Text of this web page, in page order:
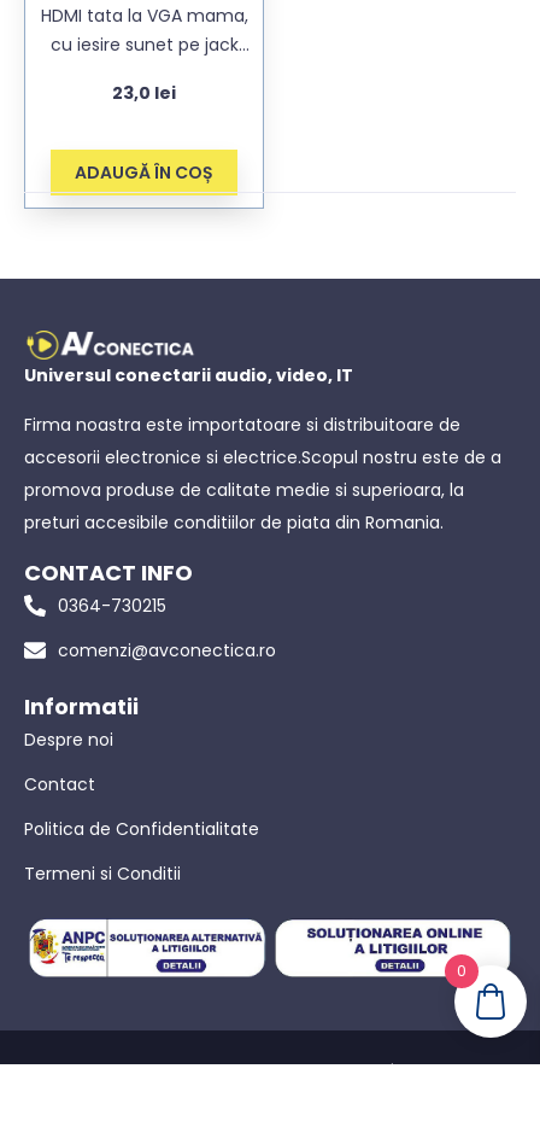
HDMI tata la VGA mama,
cu iesire sunet pe jack
alimentare pe micro USB
23,0 lei
ADAUGĂ ÎN COȘ
Universul conectarii audio, video, IT
Firma noastra este importatoare si distribuitoare de
accesorii electronice si electrice.Scopul nostru este de a
promova produse de calitate medie si superioara, la
preturi accesibile conditiilor de piata din Romania.
CONTACT INFO
0364-730215
comenzi@avconectica.ro
Informatii
Despre noi
Contact
Politica de Confidentialitate
Termeni si Conditii
© AVConectica – Toate drepturile rezervate! |Politica de
0